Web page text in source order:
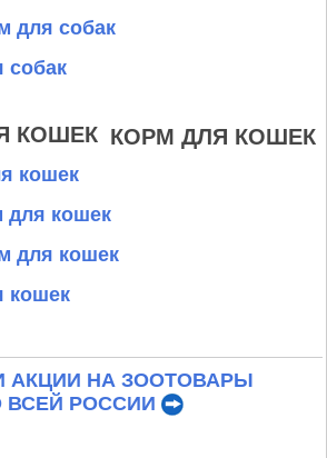
для собак
собак
КОРМ ДЛЯ КОШЕК
кошек
кошек
для кошек
кошек
АКЦИИ НА ЗООТОВАРЫ
ВСЕЙ РОССИИ